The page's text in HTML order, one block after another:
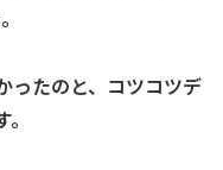
ったのと、コツコツデ